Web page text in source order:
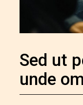
Sed ut
unde